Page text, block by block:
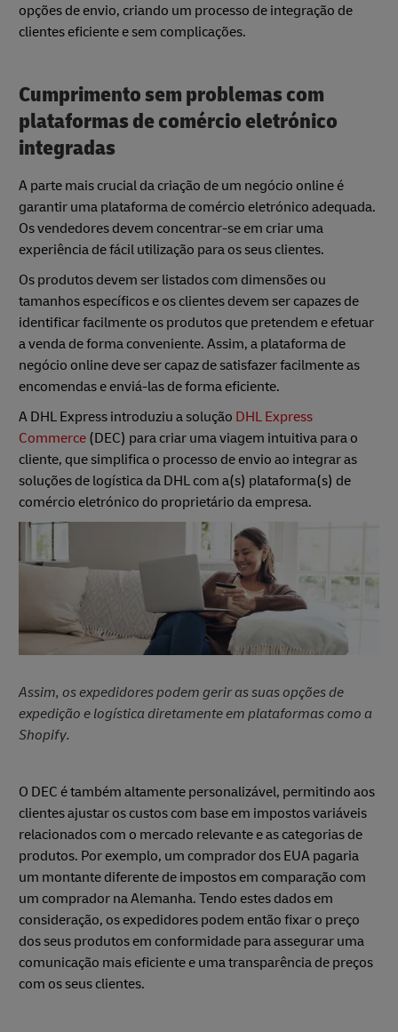
opções de envio, criando um processo de integração de
clientes eficiente e sem complicações.
Cumprimento sem problemas com
plataformas de comércio eletrónico
integradas
A parte mais crucial da criação de um negócio online é
garantir uma plataforma de comércio eletrónico adequada.
Os vendedores devem concentrar-se em criar uma
experiência de fácil utilização para os seus clientes.
Os produtos devem ser listados com dimensões ou
tamanhos específicos e os clientes devem ser capazes de
identificar facilmente os produtos que pretendem e efetuar
a venda de forma conveniente. Assim, a plataforma de
negócio online deve ser capaz de satisfazer facilmente as
encomendas e enviá-las de forma eficiente.
A DHL Express introduziu a solução DHL Express
Commerce (DEC) para criar uma viagem intuitiva para o
cliente, que simplifica o processo de envio ao integrar as
soluções de logística da DHL com a(s) plataforma(s) de
comércio eletrónico do proprietário da empresa.
Assim, os expedidores podem gerir as suas opções de
expedição e logística diretamente em plataformas como a
Shopify.
O DEC é também altamente personalizável, permitindo aos
clientes ajustar os custos com base em impostos variáveis
relacionados com o mercado relevante e as categorias de
produtos. Por exemplo, um comprador dos EUA pagaria
um montante diferente de impostos em comparação com
um comprador na Alemanha. Tendo estes dados em
consideração, os expedidores podem então fixar o preço
dos seus produtos em conformidade para assegurar uma
comunicação mais eficiente e uma transparência de preços
com os seus clientes.